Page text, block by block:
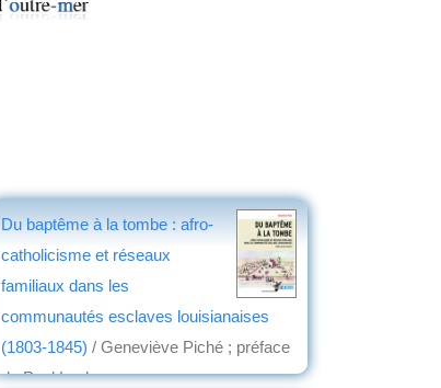
Du baptême à la tombe : afro-
catholicisme et réseaux
familiaux dans les
communautés esclaves louisianaises
(1803-1845) / Geneviève Piché ; préface
de Paul Lachance